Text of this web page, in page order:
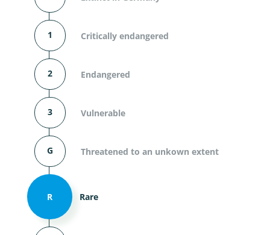
1 Critically endangered
2 Endangered
3 Vulnerable
G Threatened to an unkown extent
R Rare